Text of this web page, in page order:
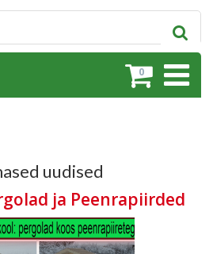
0
uudised
ja Peenrapiirded